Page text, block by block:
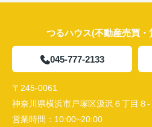
つるハウス(不動産売買
045-777-2133
〒245-0061
神奈川県横浜市戸塚区汲沢６丁目８-
営業時間： 10:00~20:00